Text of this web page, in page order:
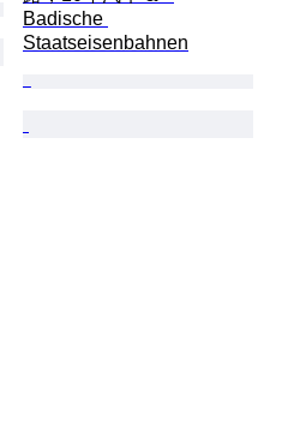
Badische
Staatseisenbahnen